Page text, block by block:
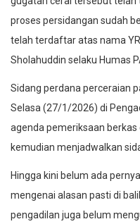
proses persidangan sudah
telah terdaftar atas nama
Sholahuddin selaku Humas
Sidang perdana perceraian
Selasa (27/1/2026) di
agenda pemeriksaan
kemudian menjadwalkan
Hingga kini belum ada
mengenai alasan pasti di
pengadilan juga belum